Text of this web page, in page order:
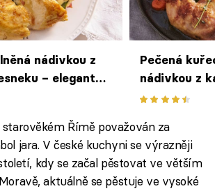
nádivkou z
– elegantní
klasiku
Pečená
nádivkou z
červené
Římě považován za
jara. V české kuchyni se výrazněji
kdy se začal pěstovat ve větším
aktuálně se pěstuje ve vysoké